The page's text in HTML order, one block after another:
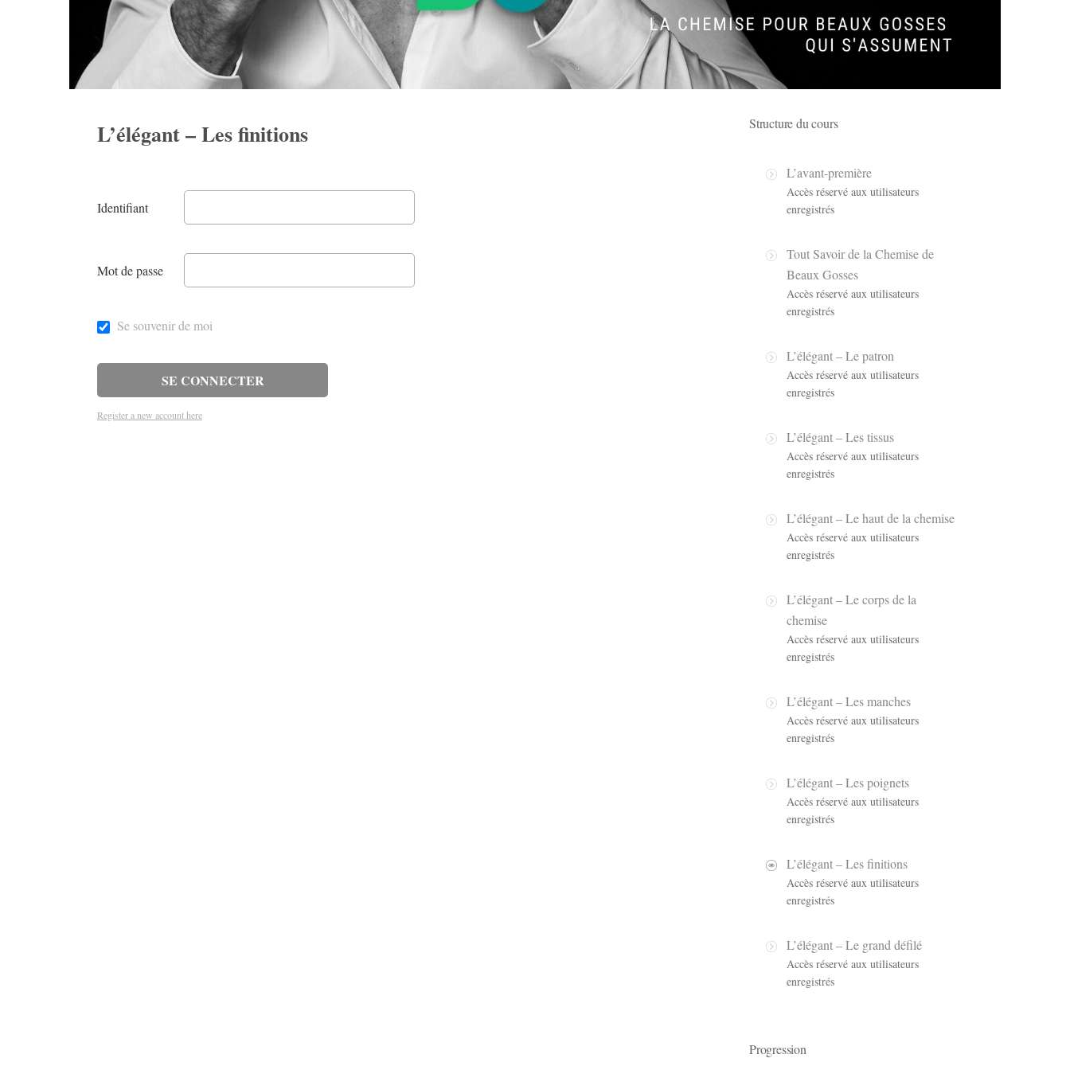
L’élégant – Les finitions
Identifiant
Mot de passe
Se souvenir de moi
Register a new account here
Structure du cours
L’avant-première
Accès réservé aux utilisateurs
enregistrés
Tout Savoir de la Chemise de
Beaux Gosses
Accès réservé aux utilisateurs
enregistrés
L’élégant – Le patron
Accès réservé aux utilisateurs
enregistrés
L’élégant – Les tissus
Accès réservé aux utilisateurs
enregistrés
L’élégant – Le haut de la chemise
Accès réservé aux utilisateurs
enregistrés
L’élégant – Le corps de la
chemise
Accès réservé aux utilisateurs
enregistrés
L’élégant – Les manches
Accès réservé aux utilisateurs
enregistrés
L’élégant – Les poignets
Accès réservé aux utilisateurs
enregistrés
L’élégant – Les finitions
Accès réservé aux utilisateurs
enregistrés
L’élégant – Le grand défilé
Accès réservé aux utilisateurs
enregistrés
Progression